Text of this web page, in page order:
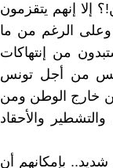
إلا إنهم يتقزمون
الرغم من ما
من إنتهاكات
من أجل تونس
خارج الوطن ومن
والأحقاد
بإمكانهم أن